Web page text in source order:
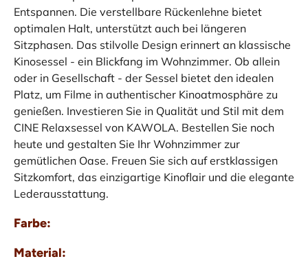
Entspannen. Die verstellbare Rückenlehne bietet
optimalen Halt, unterstützt auch bei längeren
Sitzphasen. Das stilvolle Design erinnert an klassische
Kinosessel - ein Blickfang im Wohnzimmer. Ob allein
oder in Gesellschaft - der Sessel bietet den idealen
Platz, um Filme in authentischer Kinoatmosphäre zu
genießen. Investieren Sie in Qualität und Stil mit dem
CINE Relaxsessel von KAWOLA. Bestellen Sie noch
heute und gestalten Sie Ihr Wohnzimmer zur
gemütlichen Oase. Freuen Sie sich auf erstklassigen
Sitzkomfort, das einzigartige Kinoflair und die elegante
Lederausstattung.
Farbe:
Material: